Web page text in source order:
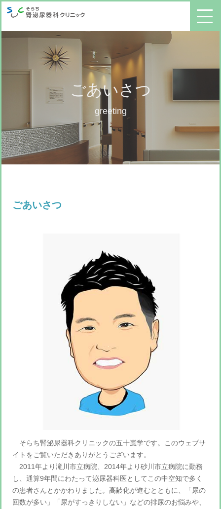
ごあいさつ
greeting
ごあいさつ
そらち腎泌尿器科クリニックの五十嵐学です。このウェブサ
イトをご覧いただきありがとうございます。
2011年より滝川市立病院、2014年より砂川市立病院に勤務
し、通算9年間にわたって泌尿器科医としてこの中空知で多く
の患者さんとかかわりました。高齢化が進むとともに、「尿の
回数が多い」「尿がすっきりしない」などの排尿のお悩みや、